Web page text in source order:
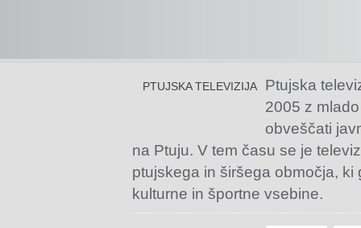
PTUJSKA TELEVIZIJA
Ptujska
2005 z
obveščati
na Ptuju. V tem času se je
ptujskega in širšega območja,
kulturne in športne vsebine.